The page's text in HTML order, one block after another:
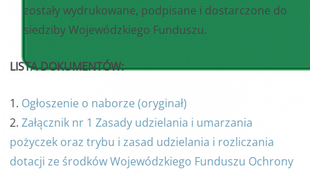
zostały wydrukowane, podpisane i dostarczone do
siedziby Wojewódzkiego Funduszu.
LISTA DOKUMENTÓW:
1. Ogłoszenie o naborze (oryginał)
2. Załącznik nr 1 Zasady udzielania i umarzania
pożyczek oraz trybu i zasad udzielania i rozliczania
dotacji ze środków Wojewódzkiego Funduszu Ochrony